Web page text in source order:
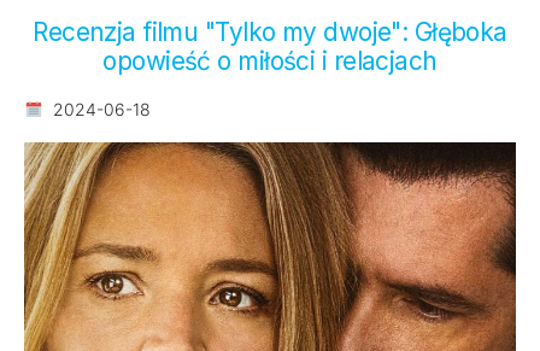
Recenzja filmu "Tylko my dwoje": Głęboka
opowieść o miłości i relacjach
2024-06-18